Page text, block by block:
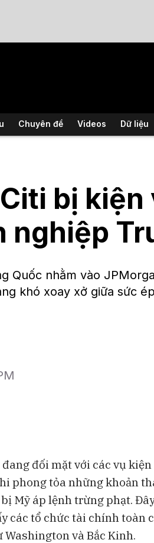
Chuyên đề Videos Dữ liệu
bị kiện
nghiệp
Quốc nhằm vào
khó xoay xở giữa sức
đối mặt với các vụ
phong tỏa những khoản
Mỹ áp lệnh trừng phạt.
các tổ chức tài chính toàn
và Bắc Kinh.
BAM
Bong
ngoại